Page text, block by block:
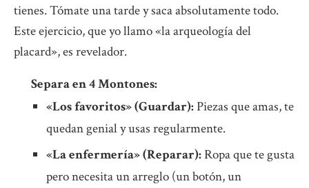
tienes. Tómate una tarde y saca absolutamente todo.
Este ejercicio, que yo llamo «la arqueología del
placard», es revelador.
Separa en 4 Montones:
«Los favoritos» (Guardar): Piezas que amas, te
quedan genial y usas regularmente.
«La enfermería» (Reparar):Ropa que te gusta
pero necesita un arreglo (un botón, un